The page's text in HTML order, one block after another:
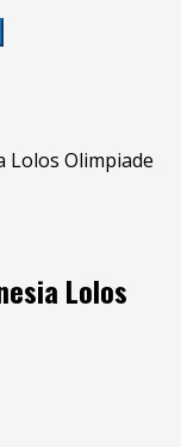
Lolos Olimpiade
Lolos